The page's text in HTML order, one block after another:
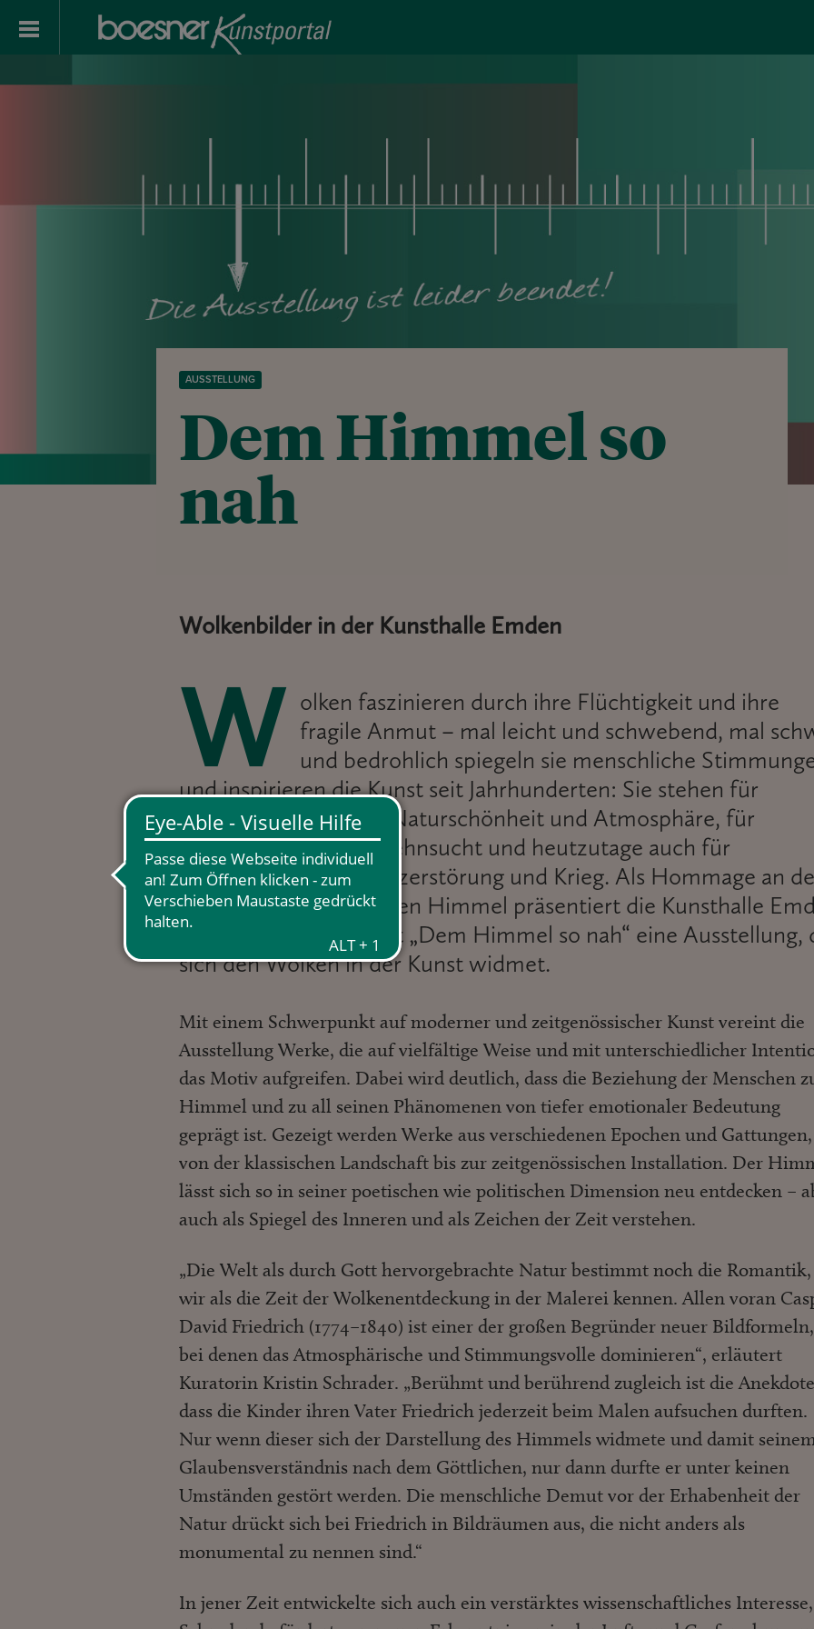
AUSSTELLUNG
Dem Himmel so
nah
Wolkenbilder in der Kunsthalle Emden
W olken faszinieren durch ihre Flüchtigkeit und ihre
fragile Anmut – mal leicht und schwebend, mal
und bedrohlich spiegeln sie menschliche
und inspirieren die Kunst seit Jahrhunderten: Sie stehen für
Göttliches, erhabene Naturschönheit und Atmosphäre, für
Vergänglichkeit und Sehnsucht und heutzutage auch für
Klimawandel, Umweltzerstörung und Krieg. Als Hommage an
(nicht nur) ostfriesischen Himmel präsentiert die Kunsthalle
in diesem Sommer mit „Dem Himmel so nah“ eine Ausstellung,
sich den Wolken in der Kunst widmet.
Mit einem Schwerpunkt auf moderner und zeitgenössischer Kunst vereint die
Ausstellung Werke, die auf vielfältige Weise und mit unterschiedlicher
das Motiv aufgreifen. Dabei wird deutlich, dass die Beziehung der Menschen
Himmel und zu all seinen Phänomenen von tiefer emotionaler Bedeutung
geprägt ist. Gezeigt werden Werke aus verschiedenen Epochen und Gattungen,
von der klassischen Landschaft bis zur zeitgenössischen Installation. Der
lässt sich so in seiner poetischen wie politischen Dimension neu entdecken –
auch als Spiegel des Inneren und als Zeichen der Zeit verstehen.
„Die Welt als durch Gott hervorgebrachte Natur bestimmt noch die
wir als die Zeit der Wolkenentdeckung in der Malerei kennen. Allen voran
David Friedrich (1774–1840) ist einer der großen Begründer neuer Bildformeln,
bei denen das Atmosphärische und Stimmungsvolle dominieren“, erläutert
Kuratorin Kristin Schrader. „Berühmt und berührend zugleich ist die
dass die Kinder ihren Vater Friedrich jederzeit beim Malen aufsuchen durften.
Nur wenn dieser sich der Darstellung des Himmels widmete und damit
Glaubensverständnis nach dem Göttlichen, nur dann durfte er unter keinen
Umständen gestört werden. Die menschliche Demut vor der Erhabenheit der
Natur drückt sich bei Friedrich in Bildräumen aus, die nicht anders als
monumental zu nennen sind.“
In jener Zeit entwickelte sich auch ein verstärktes wissenschaftliches